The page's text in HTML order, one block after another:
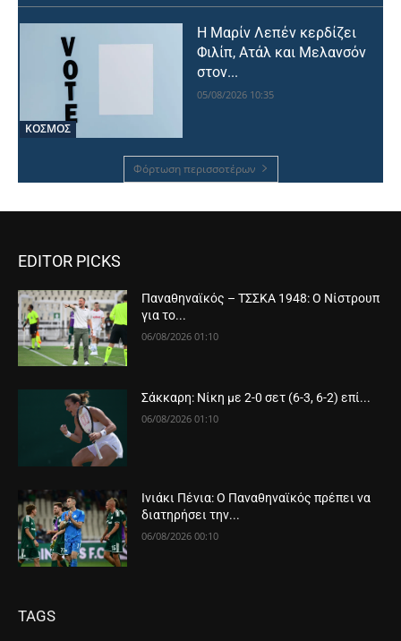
ΚΟΣΜΟΣ
Η Μαρίν Λεπέν κερδίζει
Φιλίπ, Ατάλ και Μελανσόν
στον...
05/08/2026 10:35
Φόρτωση περισσοτέρων
EDITOR PICKS
Παναθηναϊκός – ΤΣΣΚΑ 1948: Ο Νίστρουπ
για το...
06/08/2026 01:10
Σάκκαρη: Νίκη με 2-0 σετ (6-3, 6-2) επί...
06/08/2026 01:10
Ινιάκι Πένια: Ο Παναθηναϊκός πρέπει να
διατηρήσει την...
06/08/2026 00:10
TAGS